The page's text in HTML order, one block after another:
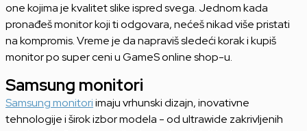
one kojima je kvalitet slike ispred svega. Jednom kada
pronađeš monitor koji ti odgovara, nećeš nikad više pristati
na kompromis. Vreme je da napraviš sledeći korak i kupiš
monitor po super ceni u GameS online shop-u.
Samsung monitori
Samsung monitoriimaju vrhunski dizajn, inovativne
tehnologije i širok izbor modela - od ultrawide zakrivljenih